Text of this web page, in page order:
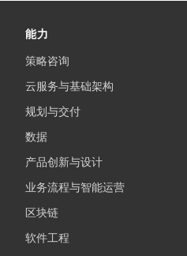
能力
策略咨询
云服务与基础架构
规划与交付
数据
产品创新与设计
业务流程与智能运营
区块链
软件工程